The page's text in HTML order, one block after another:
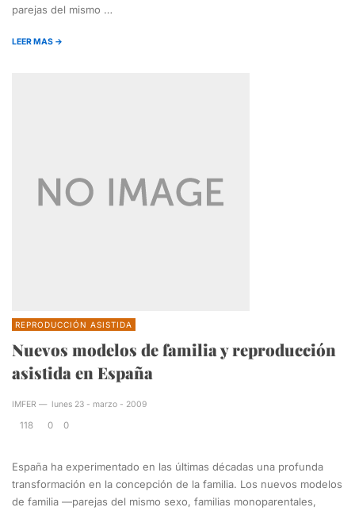
parejas del mismo …
LEER MAS →
REPRODUCCIÓN ASISTIDA
Nuevos modelos de familia y reproducción
asistida en España
IMFER — lunes 23 - marzo - 2009
118 0 0
España ha experimentado en las últimas décadas una profunda
transformación en la concepción de la familia. Los nuevos modelos
de familia —parejas del mismo sexo, familias monoparentales,